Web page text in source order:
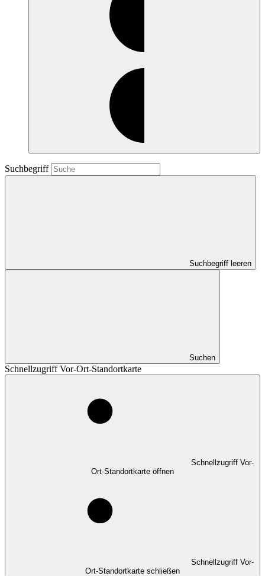
Suchbegriff
Suchbegriff leeren
Suchen
Schnellzugriff Vor-Ort-Standortkarte
Schnellzugriff Vor-
Ort-Standortkarte öffnen
Schnellzugriff Vor-
Ort-Standortkarte schließen